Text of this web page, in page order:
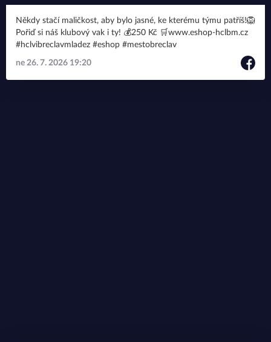
Někdy stačí maličkost, aby bylo jasné, ke kterému týmu patříš!🦁
Pořiď si náš klubový vak i ty! 💰250 Kč 🛒www.eshop-hclbm.cz
#hclvibreclavmladez #eshop #mestobreclav
ne 26. 7. 2026 19:20